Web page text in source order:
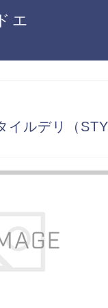
エ
イルデリ（